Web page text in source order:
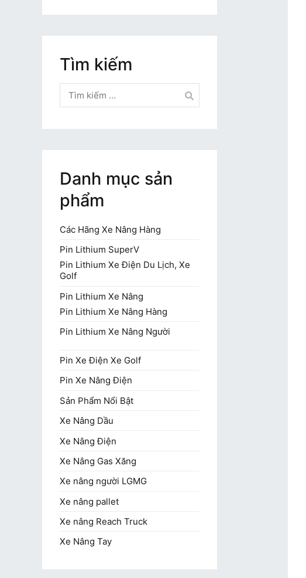
Tìm kiếm
kiếm
cho:
Danh mục sản
phẩm
Các Hãng Xe Nâng Hàng
Pin Lithium SuperV
Pin Lithium Xe Điện Du Lịch, Xe
Golf
Pin Lithium Xe Nâng
Pin Lithium Xe Nâng Hàng
Pin Lithium Xe Nâng Người
Pin Xe Điện Xe Golf
Pin Xe Nâng Điện
Sản Phẩm Nổi Bật
Xe Nâng Dầu
Xe Nâng Điện
Xe Nâng Gas Xăng
Xe nâng người LGMG
Xe nâng pallet
Xe nâng Reach Truck
Xe Nâng Tay